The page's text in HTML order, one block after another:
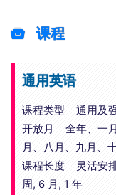
课程
通用英语
课程类型 通用及
开放月 全年、一
月、八月、九月、
课程长度 灵活安
周, 6 月, 1 年